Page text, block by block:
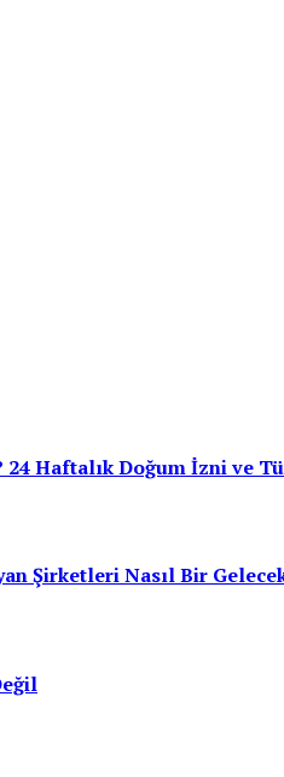
24 Haftalık Doğum İzni ve
Şirketleri Nasıl Bir